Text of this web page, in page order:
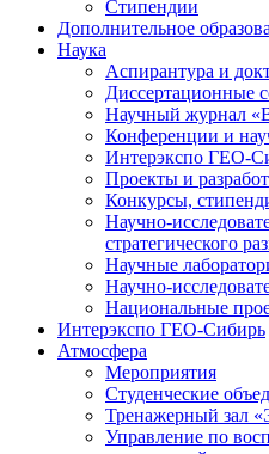
Стипендии
Дополнительное
Наука
Аспирантура и
Диссертационные
Научный журнал
Конференции и
Интерэкспо ГЕО-
Проекты и
Конкурсы,
Научно-
стратегического
Научные
Научно-
Национальные
Интерэкспо ГЕО-Сибирь
Атмосфера
Мероприятия
Студенческие
Тренажерный зал
Управление по